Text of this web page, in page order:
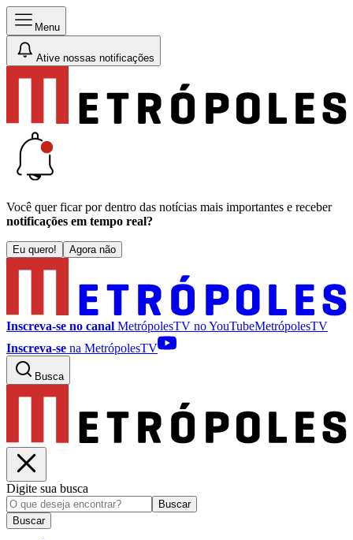
Menu
Ative nossas notificações
Você quer ficar por dentro das notícias mais importantes e receber
notificações em tempo real?
Eu quero! Agora não
Inscreva-se no canal MetrópolesTV noYouTubeMetrópolesTV
Inscreva-se na MetrópolesTV
Busca
Digite sua busca
Buscar
Buscar